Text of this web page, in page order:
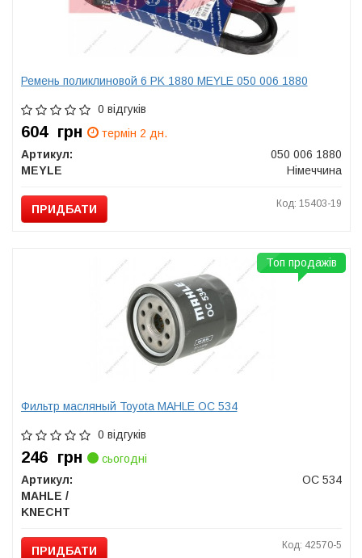
Ремень поликлиновой 6 PK 1880 MEYLE 050 006 1880
0 відгуків
604 грн
термін 2 дн.
Артикул:
050 006 1880
MEYLE
Німеччина
ПРИДБАТИ Код: 15403-19
Фильтр масляный Toyota MAHLE OC 534
0 відгуків
246 грн
сьогодні
Артикул:
OC 534
MAHLE /
KNECHT
ПРИДБАТИ Код: 42570-5
Топ продажів